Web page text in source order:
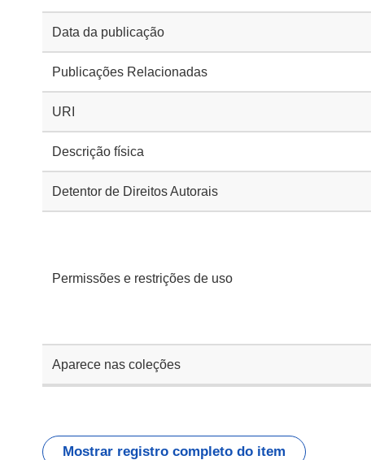
Data da publicação
Publicações Relacionadas
URI
Descrição física
Detentor de Direitos Autorais
Permissões e restrições de uso
Aparece nas coleções
Mostrar registro completo do item